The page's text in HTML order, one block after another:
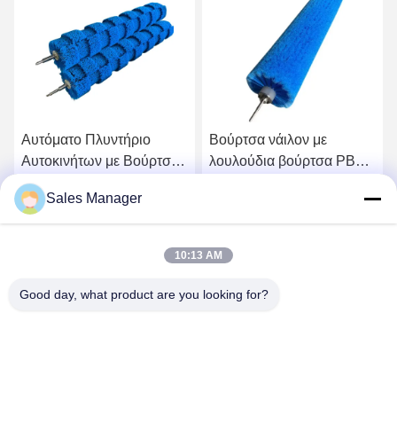
Αυτόματο Πλυντήριο
Αυτοκινήτων με Βούρτσα
Τροχού με Υψηλό/Χαμηλό
Χνούδι από Ανοξείδωτο
Χάλυβα
Πάρτε την καλύτερη τιμή
Βούρτσα νάιλον με
λουλούδια βούρτσα PBT
κυλίνδρος για απαλό
καθαρισμό
Sales Manager
10:13 AM
Good day, what product are you looking for?